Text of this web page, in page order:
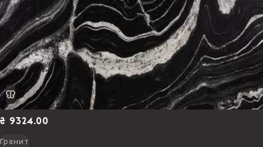
₴ 9324.00
Гранит